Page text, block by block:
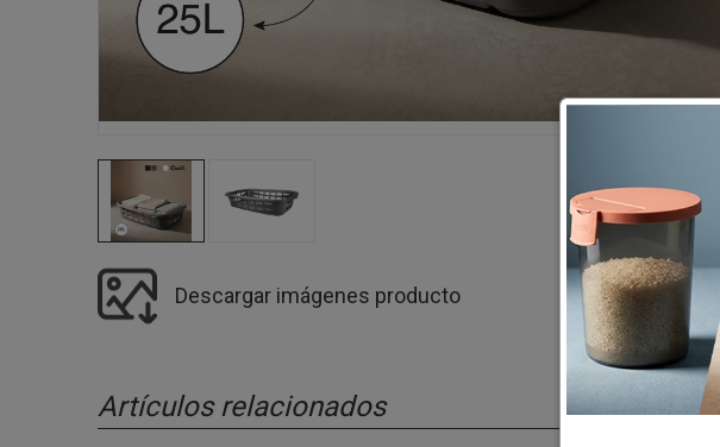
Descargar imágenes producto
Artículos relacionados